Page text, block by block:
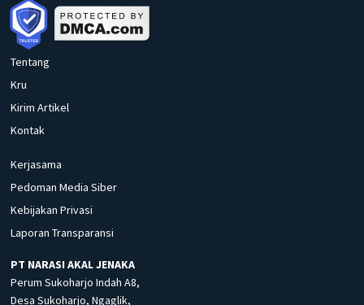
Tentang
Kru
Kirim Artikel
Kontak
Kerjasama
Pedoman Media Siber
Kebijakan Privasi
Laporan Transparansi
PT NARASI AKAL JENAKA
Perum Sukoharjo Indah A8,
Desa Sukoharjo, Ngaglik,